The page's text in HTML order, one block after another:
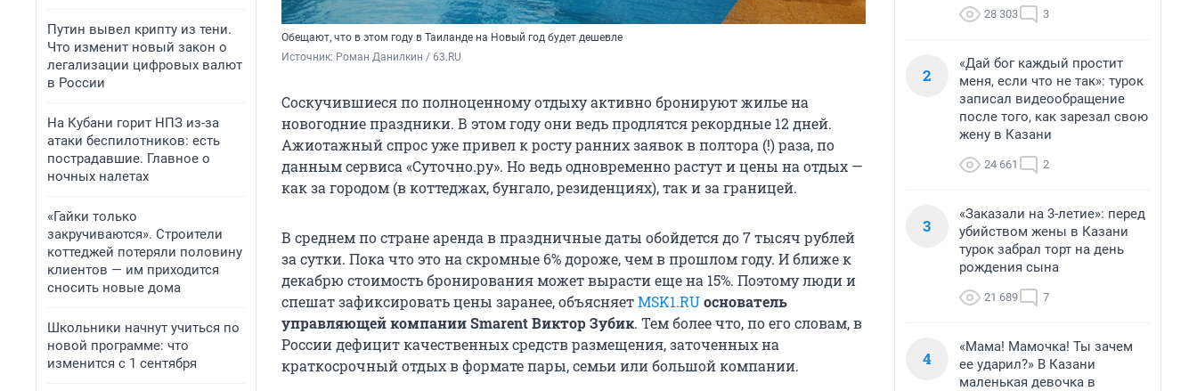
Путин вывел крипту из тени.
Что изменит новый закон о
легализации цифровых валют
в России
На Кубани горит НПЗ из-за
атаки беспилотников: есть
пострадавшие. Главное о
ночных налетах
«Гайки только
закручиваются». Строители
коттеджей потеряли половину
клиентов — им приходится
сносить новые дома
Школьники начнут учиться по
новой программе: что
изменится с 1 сентября
Обещают, что в этом году в Таиланде на Новый год будет дешевле
Источник: Роман Данилкин / 63.RU
Соскучившиеся по полноценному отдыху активно бронируют жилье на
новогодние праздники. В этом году они ведь продлятся рекордные 12 дней.
Ажиотажный спрос уже привел к росту ранних заявок в полтора (!) раза, по
данным сервиса «Суточно.ру». Но ведь одновременно растут и цены на отдых —
как за городом (в коттеджах, бунгало, резиденциях), так и за границей.
В среднем по стране аренда в праздничные даты обойдется до7 тысяч рублей
за сутки. Пока что это на скромные 6% дороже, чем в прошлом году. И ближе к
декабрю стоимость бронирования может вырасти еще на 15%. Поэтому люди и
спешат зафиксировать цены заранее, объясняетMSK1.RUоснователь
управляющей компании Smarent Виктор Зубик. Тем более что, по его словам, в
России дефицит качественных средств размещения, заточенных на
краткосрочный отдых в формате пары, семьи или большой компании.
28 303 3
2
«Дай бог каждый простит
меня, если что не так»: турок
записал видеообращение
после того, как зарезал свою
жену в Казани
24 661 2
3
«Заказали на 3-летие»: перед
убийством жены в Казани
турок забрал торт на день
рождения сына
21 689 7
4
«Мама! Мамочка! Ты зачем
ее ударил?» В Казани
маленькая девочка в